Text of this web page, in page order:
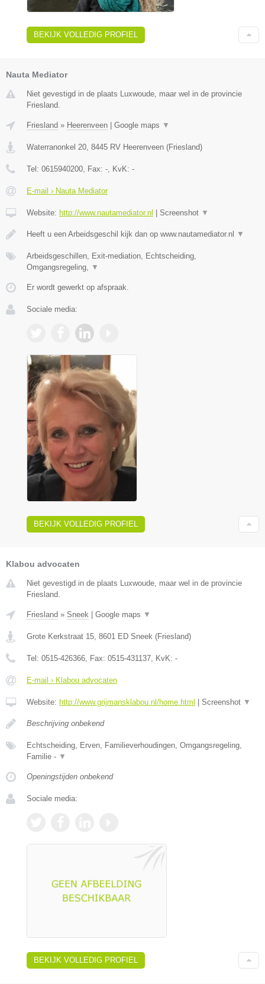
BEKIJK VOLLEDIG PROFIEL
Nauta Mediator
Niet gevestigd in de plaats Luxwoude, maar wel in de provincie
Friesland.
Friesland » Heerenveen Google maps ▼
Waterranonkel 20 8445 RV Heerenveen (Friesland)
Tel: 0615940200 , Fax: - , KvK: -
E-mail › Nauta Mediator
Website: http://www.nautamediator.nl Screenshot ▼
Heeft u een Arbeidsgeschil kijk dan op www.nautamediator.nl ▼
Arbeidsgeschillen, Exit-mediation, Echtscheiding,
Omgangsregeling,
▼
Er wordt gewerkt op afspraak.
Sociale media:
BEKIJK VOLLEDIG PROFIEL
Klabou advocaten
Niet gevestigd in de plaats Luxwoude, maar wel in de provincie
Friesland.
Friesland » Sneek Google maps ▼
Grote Kerkstraat 15, 8601 ED Sneek (Friesland)
Tel: 0515-426366, Fax: 0515-431137, KvK: -
E-mail › Klabou advocaten
Website: http://www.grijmansklabou.nl/home.html Screenshot ▼
Beschrijving onbekend
Echtscheiding, Erven, Familieverhoudingen, Omgangsregeling,
Familie - ▼
Openingstijden onbekend
Sociale media:
BEKIJK VOLLEDIG PROFIEL